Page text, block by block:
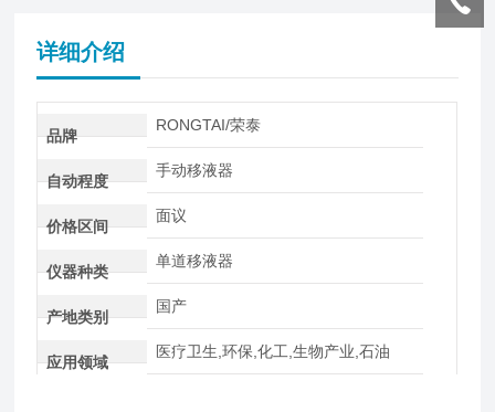
详细介绍
品牌
RONGTAI/荣泰
自动程度
手动移液器
价格区间
面议
仪器种类
单道移液器
产地类别
国产
应用领域
医疗卫生,环保,化工,生物产业,石油